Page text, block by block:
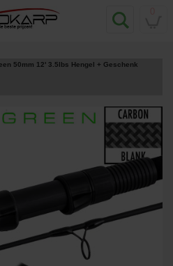
50mm 12' 3.5lbs Hengel + Geschenk